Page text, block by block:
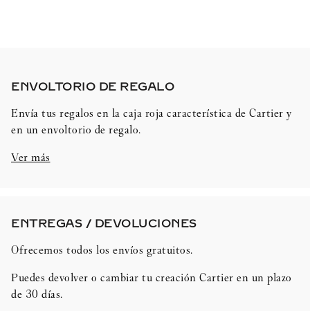
ENVOLTORIO DE REGALO​
Envía tus regalos en la caja roja característica de Cartier y
en un envoltorio de regalo.
Ver más
ENTREGAS / DEVOLUCIONES​
Ofrecemos todos los envíos gratuitos.
Puedes devolver o cambiar tu creación Cartier en un plazo
de 30 días.​